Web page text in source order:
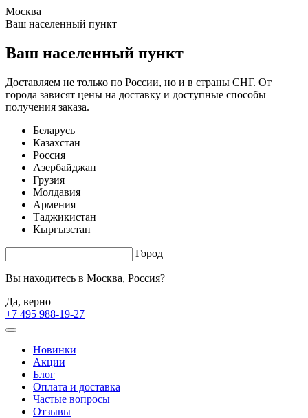
Москва
Ваш населенный пункт
Ваш населенный пункт
Доставляем не только по России, но и в страны СНГ. От
города зависят цены на доставку и доступные способы
получения заказа.
Беларусь
Казахстан
Россия
Азербайджан
Грузия
Молдавия
Армения
Таджикистан
Кыргызстан
Город
Вы находитесь в Москва, Россия?
Да, верно
+7 495 988-19-27
Новинки
Акции
Блог
Оплата и доставка
Частые вопросы
Отзывы